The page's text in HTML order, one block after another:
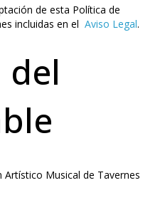
de esta Política de
incluidas en el Aviso Legal.
Artístico Musical de Tavernes